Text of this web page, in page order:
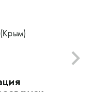
(Крым)